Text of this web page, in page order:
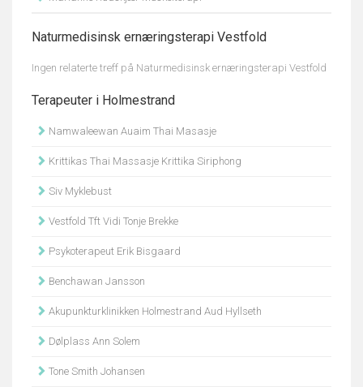
Naturmedisinsk ernæringsterapi Vestfold
Ingen relaterte treff på Naturmedisinsk ernæringsterapi Vestfold
Terapeuter i Holmestrand
Namwaleewan Auaim Thai Masasje
Krittikas Thai Massasje Krittika Siriphong
Siv Myklebust
Vestfold Tft Vidi Tonje Brekke
Psykoterapeut Erik Bisgaard
Benchawan Jansson
Akupunkturklinikken Holmestrand Aud Hyllseth
Dølplass Ann Solem
Tone Smith Johansen